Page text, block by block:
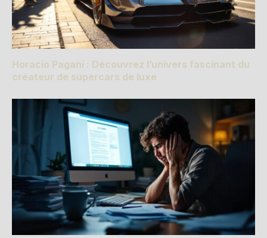
Horacio Pagani : Découvrez l’univers fascinant du
créateur de supercars de luxe